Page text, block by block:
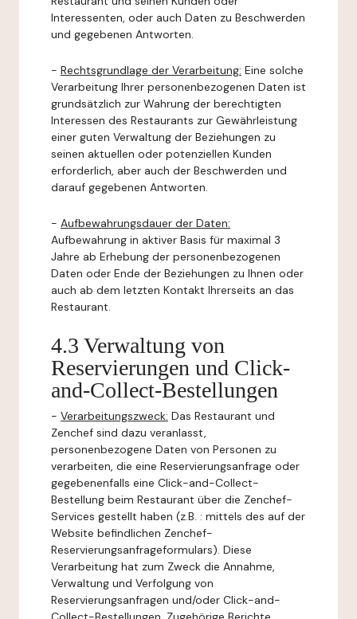
Interessenten, oder auch Daten zu Beschwerden
und gegebenen Antworten.
- Rechtsgrundlage der Verarbeitung: Eine solche
Verarbeitung Ihrer personenbezogenen Daten ist
grundsätzlich zur Wahrung der berechtigten
Interessen des Restaurants zur Gewährleistung
einer guten Verwaltung der Beziehungen zu
seinen aktuellen oder potenziellen Kunden
erforderlich, aber auch der Beschwerden und
darauf gegebenen Antworten.
- Aufbewahrungsdauer der Daten:
Aufbewahrung in aktiver Basis für maximal 3
Jahre ab Erhebung der personenbezogenen
Daten oder Ende der Beziehungen zu Ihnen oder
auch ab dem letzten Kontakt Ihrerseits an das
Restaurant.
4.3 Verwaltung von
Reservierungen und Click-
and-Collect-Bestellungen
- Verarbeitungszweck: Das Restaurant und
Zenchef sind dazu veranlasst,
personenbezogene Daten von Personen zu
verarbeiten, die eine Reservierungsanfrage oder
gegebenenfalls eine Click-and-Collect-
Bestellung beim Restaurant über die Zenchef-
Services gestellt haben (z.B. : mittels des auf der
Website befindlichen Zenchef-
Reservierungsanfrageformulars). Diese
Verarbeitung hat zum Zweck die Annahme,
Verwaltung und Verfolgung von
Reservierungsanfragen und/oder Click-and-